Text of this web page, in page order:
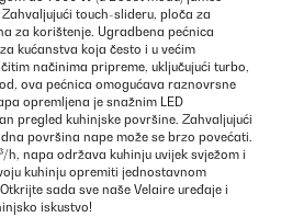
touch-slideru, ploča za
za korištenje. Ugradbena pećnica
kućanstva koja često i u većim
načinima pripreme, uključujući turbo,
ova pećnica omogućava raznovrsne
opremljena je snažnim LED
pregled kuhinjske površine. Zahvaljujući
površina nape može se brzo povećati.
h, napa održava kuhinju uvijek svježom i
kuhinju opremiti jednostavnom
sada sve naše Velaire uređaje i
iskustvo!